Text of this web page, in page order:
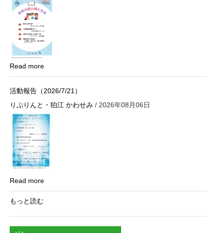
Read more
活動報告（2026/7/21）
りぷりんと・狛江 かわせみ / 2026年08月06日
Read more
もっと読む